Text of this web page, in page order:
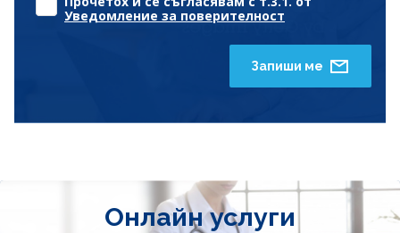
Уведомление за поверителност
Запиши ме
Онлайн услуги